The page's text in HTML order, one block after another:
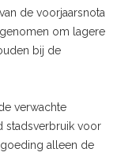
de voorjaarsnota
om lagere
bij de
verwachte
stadsverbruik voor
alleen de